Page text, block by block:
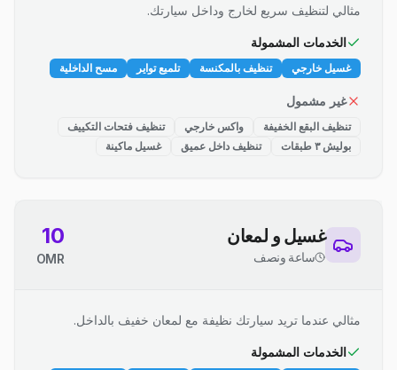
مثالي لتنظيف سريع لخارج وداخل سيارتك.
الخدمات المشمولة
غسيل خارجي تنظيف بالمكنسة تلميع تواير مسح الداخلية
غير مشمول
تنظيف البقع الخفيفة واكس خارجي
تنظيف فتحات التكييف
بوليش ٣ طبقات
تنظيف داخل عميق غسيل ماكينة
غسيل و لمعان
ساعة ونصف
10
OMR
مثالي عندما تريد سيارتك نظيفة مع لمعان خفيف بالداخل.
الخدمات المشمولة